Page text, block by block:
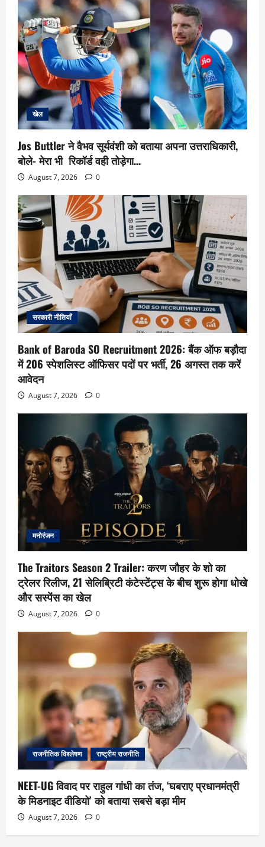
खेल
Jos Buttler ने वैभव सूर्यवंशी को बताया अपना उत्तराधिकारी,
बोले- मेरा भी रिकॉर्ड वही तोड़ेगा…
August 7, 2026 0
सरकारी नीतियाँ
Bank of Baroda SO Recruitment 2026: बैंक ऑफ बड़ौदा
में 206 स्पेशलिस्ट ऑफिसर पदों पर भर्ती, 26 अगस्त तक करें
आवेदन
August 7, 2026 0
मनोरंजन
The Traitors Season 2 Trailer: करण जौहर के शो का
ट्रेलर रिलीज, 21 सेलिब्रिटी कंटेस्टेंट्स के बीच शुरू होगा धोखे
और सस्पेंस का खेल
August 7, 2026 0
राजनीतिक विश्लेषण राष्ट्रीय राजनीति
NEET-UG विवाद पर राहुल गांधी का तंज, ‘घबराए प्रधानमंत्री
के मिडनाइट वीडियो’ को बताया सबसे बड़ा मीम
August 7, 2026 0